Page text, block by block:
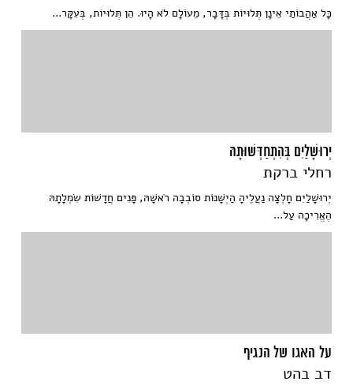
כָּל אַהֲבוֹתַי אֵינָן תְּלוּיוֹת בְּדָּבָר, מֵעוֹלָם לֹא הָיוּ. הֵן תְּלוּיוֹת, בְּעִקָּר...
יְרוּשָׁלַיִם בְּהִתְחַדְּשׁוּתָהּ
רחלי ברקת
יְרוּשָׁלַיִם חָלְצָה נַעֲלֶיהָ הַיְשָׁנוֹת סוֹבְבָה רֹאשָׁהּ, פָּנִים חֲדָשׁוֹת שִׂמְלָתָהּ
הֶאֱרִיכָה עַל...
על האגו של הנגיף
דב בהט